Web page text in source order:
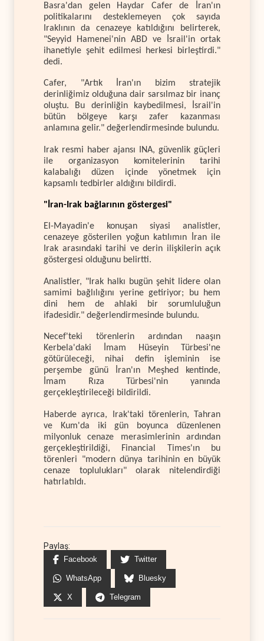
Basra'dan gelen Haydar Cafer de İran'ın
politikalarını desteklemeyen çok sayıda
Iraklının da cenazeye katıldığını belirterek,
"Seyyid Hamenei'nin ABD ve İsrail'in ortak
ihanetiyle şehit edilmesi herkesi birleştirdi."
dedi.
Cafer, "Artık İran'ın bizim stratejik
derinliğimiz olduğuna dair sarsılmaz bir inanç
oluştu. Bu derinliğin kaybedilmesi, İsrail'in
bütün bölgeye karşı zafer kazanması
anlamına gelir." değerlendirmesinde bulundu.
Irak resmi haber ajansı INA, güvenlik güçleri
ile organizasyon komitelerinin tarihi
kalabalığı düzen içinde yönetmek için
kapsamlı tedbirler aldığını bildirdi.
"İran-Irak bağlarının göstergesi"
El-Mayadin'e konuşan siyasi analistler,
cenazeye gösterilen yoğun katılımın İran ile
Irak arasındaki tarihi ve derin ilişkilerin açık
göstergesi olduğunu belirtti.
Analistler, "Irak halkı bugün şehit lidere olan
samimi bağlılığını yerine getiriyor; bu hem
dini hem de ahlaki bir sorumluluğun
ifadesidir." değerlendirmesinde bulundu.
Necef'teki törenlerin ardından naaşın
Kerbela'daki İmam Hüseyin Türbesi'ne
götürüleceği, nihai defin işleminin ise
perşembe günü İran'ın Meşhed kentinde,
İmam Rıza Türbesi'nin yanında
gerçekleştirileceği bildirildi.
Haberde ayrıca, Irak'taki törenlerin, Tahran
ve Kum'da iki gün boyunca düzenlenen
milyonluk cenaze merasimlerinin ardından
gerçekleştirildiği, Financial Times'ın bu
törenleri "modern dünya tarihinin en büyük
cenaze toplulukları" olarak nitelendirdiği
hatırlatıldı.
Paylaş:
Facebook Twitter
WhatsApp Bluesky
X Telegram